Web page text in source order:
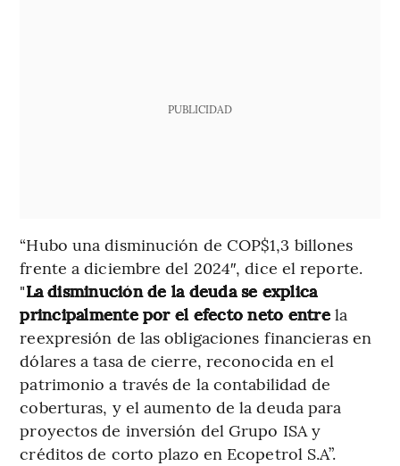
PUBLICIDAD
“Hubo una disminución de COP$1,3 billones
frente a diciembre del 2024″, dice el reporte.
"La disminución de la deuda se explica
principalmente por el efecto neto entre la
reexpresión de las obligaciones financieras en
dólares a tasa de cierre, reconocida en el
patrimonio a través de la contabilidad de
coberturas, y el aumento de la deuda para
proyectos de inversión del Grupo ISA y
créditos de corto plazo en Ecopetrol S.A”.